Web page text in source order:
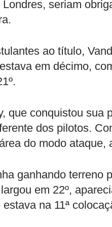
Londres, seriam
ao título,
em décimo,
que conquistou sua
dos pilotos.
do modo
ganhando terreno
em 22º,
na 11ª